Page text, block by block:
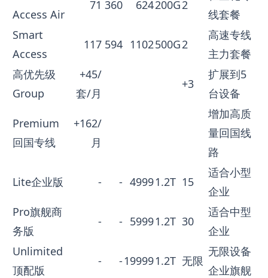
Access Air
71 360 624200G2
线套餐
Smart
Access
117 594 1102500G2
高速专线
主力套餐
高优先级
Group
+45/
套/月
+3
扩展到5
台设备
Premium
回国专线
+162/
月
增加高质
量回国线
路
Lite企业版 - - 49991.2T 15
适合小型
企业
Pro旗舰商
务版
- - 59991.2T 30
适合中型
企业
Unlimited
顶配版
- -199991.2T 无限
无限设备
企业旗舰